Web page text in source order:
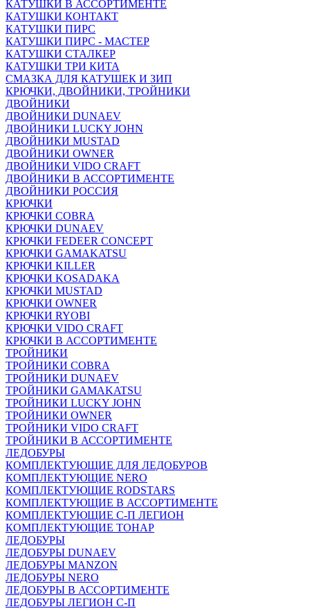
КАТУШКИ В АССОРТИМЕНТЕ
КАТУШКИ КОНТАКТ
КАТУШКИ ПИРС
КАТУШКИ ПИРС - МАСТЕР
КАТУШКИ СТАЛКЕР
КАТУШКИ ТРИ КИТА
СМАЗКА ДЛЯ КАТУШЕК И ЗИП
КРЮЧКИ, ДВОЙНИКИ, ТРОЙНИКИ
ДВОЙНИКИ
ДВОЙНИКИ DUNAEV
ДВОЙНИКИ LUCKY JOHN
ДВОЙНИКИ MUSTAD
ДВОЙНИКИ OWNER
ДВОЙНИКИ VIDO CRAFT
ДВОЙНИКИ В АССОРТИМЕНТЕ
ДВОЙНИКИ РОССИЯ
КРЮЧКИ
КРЮЧКИ COBRA
КРЮЧКИ DUNAEV
КРЮЧКИ FEDEER CONCEPT
КРЮЧКИ GAMAKATSU
КРЮЧКИ KILLER
КРЮЧКИ KOSADAKA
КРЮЧКИ MUSTAD
КРЮЧКИ OWNER
КРЮЧКИ RYOBI
КРЮЧКИ VIDO CRAFT
КРЮЧКИ В АССОРТИМЕНТЕ
ТРОЙНИКИ
ТРОЙНИКИ COBRA
ТРОЙНИКИ DUNAEV
ТРОЙНИКИ GAMAKATSU
ТРОЙНИКИ LUCKY JOHN
ТРОЙНИКИ OWNER
ТРОЙНИКИ VIDO CRAFT
ТРОЙНИКИ В АССОРТИМЕНТЕ
ЛЕДОБУРЫ
КОМПЛЕКТУЮЩИЕ ДЛЯ ЛЕДОБУРОВ
КОМПЛЕКТУЮЩИЕ NERO
КОМПЛЕКТУЮЩИЕ RODSTARS
КОМПЛЕКТУЮЩИЕ В АССОРТИМЕНТЕ
КОМПЛЕКТУЮЩИЕ С-П ЛЕГИОН
КОМПЛЕКТУЮЩИЕ ТОНАР
ЛЕДОБУРЫ
ЛЕДОБУРЫ DUNAEV
ЛЕДОБУРЫ MANZON
ЛЕДОБУРЫ NERO
ЛЕДОБУРЫ В АССОРТИМЕНТЕ
ЛЕДОБУРЫ ЛЕГИОН С-П